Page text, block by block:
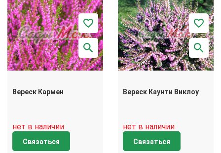
Вереск Кармен
нет в наличии
Связаться
Вереск Каунти Виклоу
нет в наличии
Связаться